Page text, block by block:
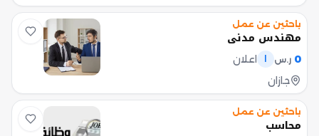
باحثين عن عمل
مهندس مدني
0 ر.س
اعلان
جازان
باحثين عن عمل
محاسب